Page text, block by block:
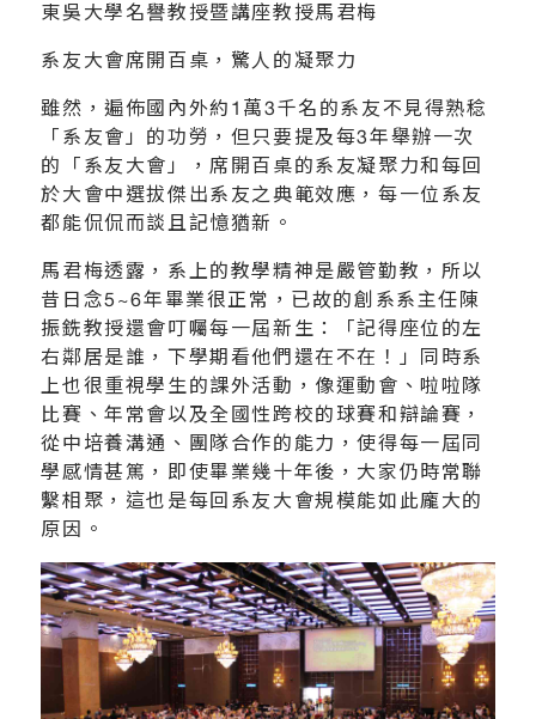
東吳大學名譽教授暨講座教授馬君梅
系友大會席開百桌，驚人的凝聚力
雖然，遍佈國內外約1萬3千名的系友不見得熟稔
「系友會」的功勞，但只要提及每3年舉辦一次
的「系友大會」，席開百桌的系友凝聚力和每回
於大會中選拔傑出系友之典範效應，每一位系友
都能侃侃而談且記憶猶新。
馬君梅透露，系上的教學精神是嚴管勤教，所以
昔日念5~6年畢業很正常，已故的創系系主任陳
振銑教授還會叮囑每一屆新生：「記得座位的左
右鄰居是誰，下學期看他們還在不在！」同時系
上也很重視學生的課外活動，像運動會、啦啦隊
比賽、年常會以及全國性跨校的球賽和辯論賽，
從中培養溝通、團隊合作的能力，使得每一屆同
學感情甚篤，即使畢業幾十年後，大家仍時常聯
繫相聚，這也是每回系友大會規模能如此龐大的
原因。